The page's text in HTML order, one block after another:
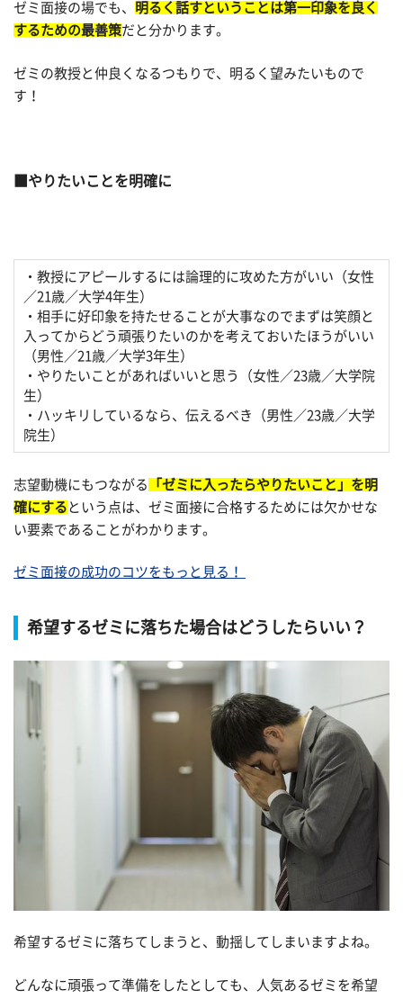
ゼミ面接の場でも、
明るく話すということは第一印象を良く
するための最善策だと分かります。
ゼミの教授と仲良くなるつもりで、明るく望みたいもので
す！
やりたいことを明確に
・教授にアピールするには論理的に攻めた方がいい（女性
／21歳／大学4年生）
・相手に好印象を持たせることが大事なのでまずは笑顔と
入ってからどう頑張りたいのかを考えておいたほうがいい
（男性／21歳／大学3年生）
・やりたいことがあればいいと思う（女性／23歳／大学院
生）
・ハッキリしているなら、伝えるべき（男性／23歳／大学
院生）
志望動機にもつながる
「ゼミに入ったらやりたいこと」を明
確にする という点は、ゼミ面接に合格するためには欠かせな
い要素であることがわかります。
ゼミ面接の成功のコツをもっと見る！
希望するゼミに落ちた場合はどうしたらいい？
希望するゼミに落ちてしまうと、動揺してしまいますよね。
どんなに頑張って準備をしたとしても、人気あるゼミを希望